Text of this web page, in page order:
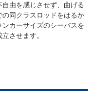
由を感じさせず、曲げる
同クラスロッドをはるか
カーサイズのシーバスを
させます。